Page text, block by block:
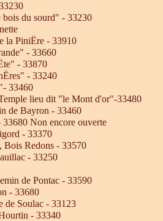
du sourd" - 33230
la PiniËre - 33910
- 33660
- 33870
- 33240
33460
lieu dit "le Mont d'or"-33480
de Bayron - 33460
33680 Non encore ouverte
- 33370
Bois Redons - 33570
- 33250
de Pontac - 33590
- 33680
de Soulac - 33123
- 33340